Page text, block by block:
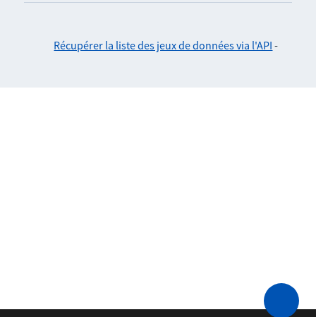
Récupérer la liste des jeux de données via l'API -